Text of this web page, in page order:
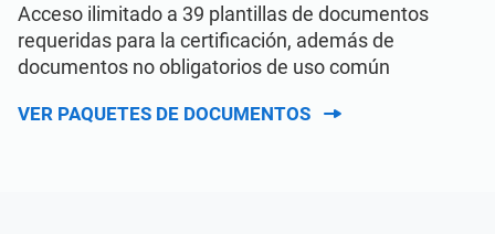
Acceso ilimitado a 39 plantillas de documentos
requeridas para la certificación, además de
documentos no obligatorios de uso común
VER PAQUETES DE DOCUMENTOS